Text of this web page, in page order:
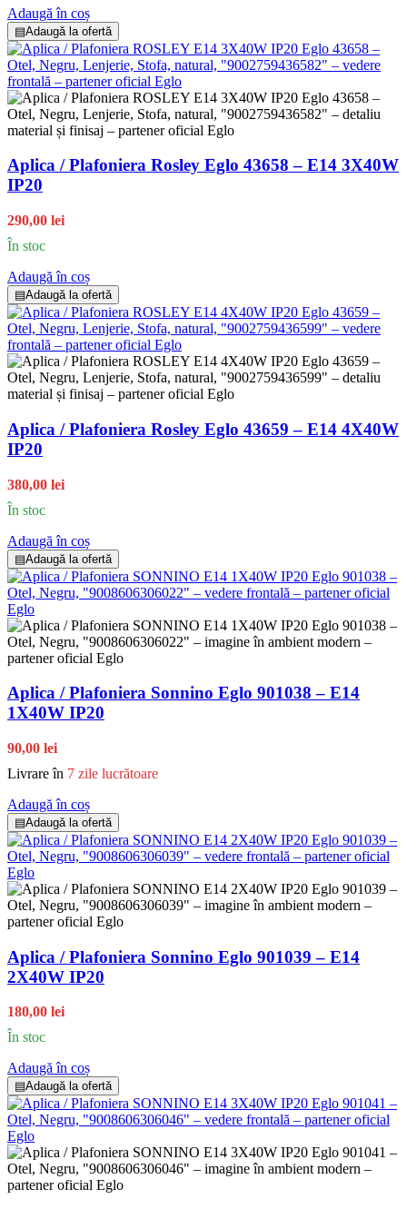
Adaugă în coș
▤Adaugă la ofertă
Aplica / Plafoniera Rosley Eglo 43658 – E14 3X40W
IP20
290,00 lei
În stoc
Adaugă în coș
▤Adaugă la ofertă
Aplica / Plafoniera Rosley Eglo 43659 – E14 4X40W
IP20
380,00 lei
În stoc
Adaugă în coș
▤Adaugă la ofertă
Aplica / Plafoniera Sonnino Eglo 901038 – E14
1X40W IP20
90,00 lei
Livrare în 7 zile lucrătoare
Adaugă în coș
▤Adaugă la ofertă
Aplica / Plafoniera Sonnino Eglo 901039 – E14
2X40W IP20
180,00 lei
În stoc
Adaugă în coș
▤Adaugă la ofertă